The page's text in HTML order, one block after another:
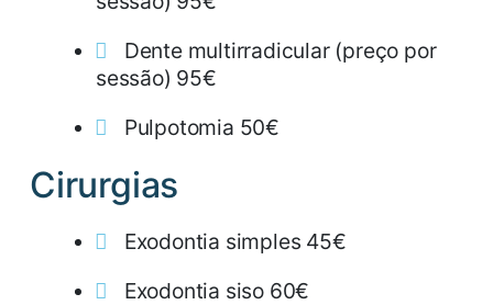
Dente multirradicular (preço por
sessão) 95€
Pulpotomia 50€
Cirurgias
Exodontia simples 45€
Exodontia siso 60€